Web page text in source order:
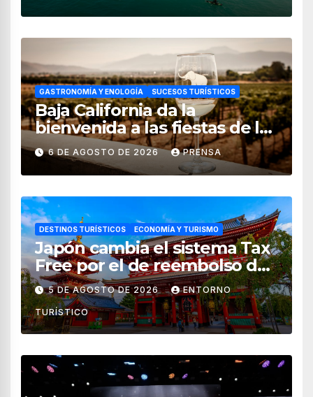
GASTRONOMÍA Y ENOLOGÍA SUCESOS TURÍSTICOS
Baja California da la
bienvenida a las fiestas de la
vendimia 2026
6 DE AGOSTO DE 2026 PRENSA
DESTINOS TURÍSTICOS ECONOMÍA Y TURISMO
Japón cambia el sistema Tax
Free por el de reembolso de
impuestos desde noviembre
de 2026
5 DE AGOSTO DE 2026 ENTORNO
TURÍSTICO